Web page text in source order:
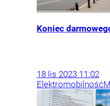
Koniec
18 lis 2023 11:02
Elektromobilność